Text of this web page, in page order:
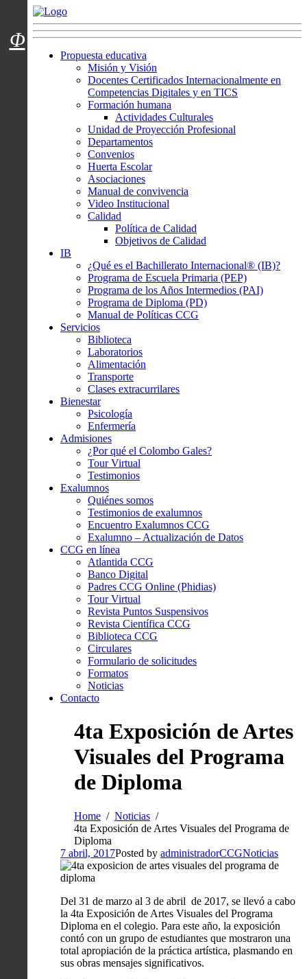
Menú usuarios
Propuesta educativa
Misión y Visión
Docentes Certificados Internacionalmente en
Competencias Digitales y en TICS
Formación humana
Actividades Culturales
Unidad de Proyección Profesional
Departamentos
Convenios
Huerta Escolar
Asociaciones
Manual de convivencia
Video Institucional
Calidad
Política de Calidad
Objetivos de Calidad
IB
¿Qué es el Bachillerato Internacional® (IB)?
Programa de Escuela Primaria (PEP)
Programa de los Años Intermedios (PAI)
Programa de Diploma (PD)
Manual de Políticas CCG
Servicios
Biblioteca
Laboratorios
Alimentación
Transporte
Clases extracurrilares
Bienestar
Psicología
Enfermería
Admisiones
¿Por qué el Colombo Gales?
Tour Virtual
Testimonios
Exalumnos
Quiénes somos
Testimonios de exalumnos
Encuentro Exalumnos CCG
Exalumno – Actualización de Datos
CCG en línea
Atlantida CCG
Banco Digital
Padres CCG Online (Phidias)
Tour Virtual
Revista Puntos Suspensivos
Revista Científica CCG
Biblioteca CCG
Circulares
Formulario de solicitudes
Formatos
Noticias
Contacto
4ta Exposición de Artes
Visuales del Programa
de Diploma
Home
Noticias
4ta Exposición de Artes Visuales del Programa de
Diploma
7 abril, 2017Posted by administradorCCGNoticias
Del 31 de marzo al 3 de abril de 2017, se llevó a cabo
la 4ta Exposición de Artes Visuales del Programa
Diploma en el colegio. Para este año, la exposición
contó con un grupo de estudiantes que mostraron una
total apropiación de la práctica artística, plasmando en
sus obras mensajes significativos.
Φ